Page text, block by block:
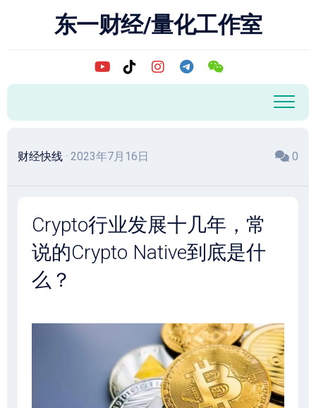
东一财经/量化工作室
财经快线 · 2023年7月16日 0
Crypto行业发展十几年，常
说的Crypto Native到底是什
么？